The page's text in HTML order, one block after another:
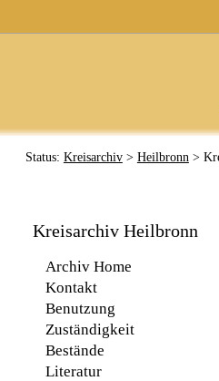
Status: Kreisarchiv> Heilbronn>
Kreisarchiv Heilbronn
Archiv Home
Kontakt
Benutzung
Zuständigkeit
Bestände
Literatur